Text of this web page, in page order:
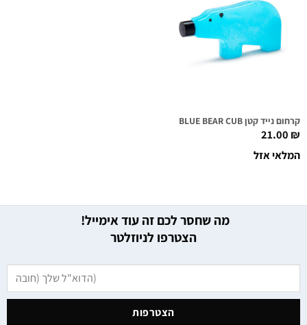
קרחום נייד קטן BLUE BEAR CUB
21.00₪
המלאי אזל
מה שחסר לכם זה עוד אימייל!
הצטרפו לניוזלטר